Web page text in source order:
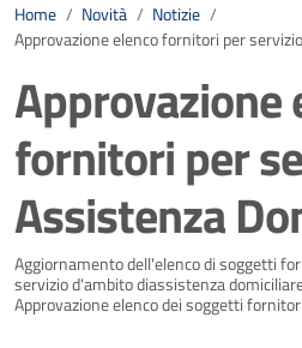
Home / Novità / Notizie /
Approvazione elenco fornitori per
Approvazione
fornitori per
Assistenza
Dettagli della
Aggiornamento dell'elenco di soggetti
servizio d'ambito diassistenza
Approvazione elenco dei soggetti